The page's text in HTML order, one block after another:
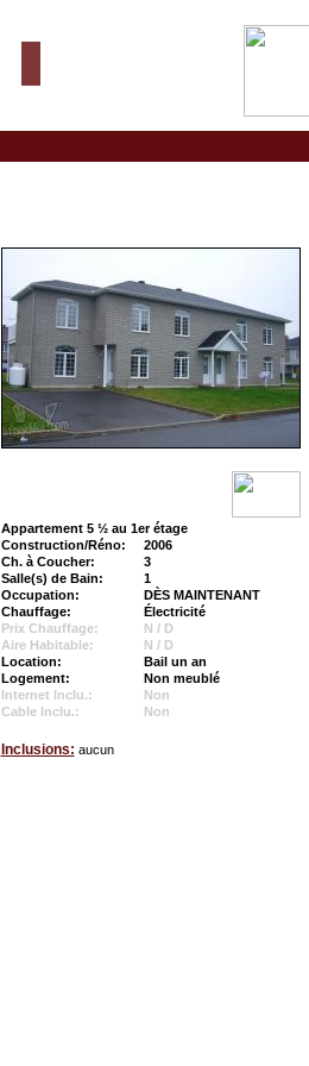
Appartement 5 ½ au 1er étage
Construction/Réno:
2006
Ch. à Coucher:
3
Salle(s) de Bain:
1
Occupation:
DÈS MAINTENANT
Chauffage:
Électricité
Prix Chauffage:
N / D
Aire Habitable:
N / D
Location:
Bail un an
Logement:
Non meublé
Internet Inclu.:
Non
Cable Inclu.:
Non
Inclusions: aucun